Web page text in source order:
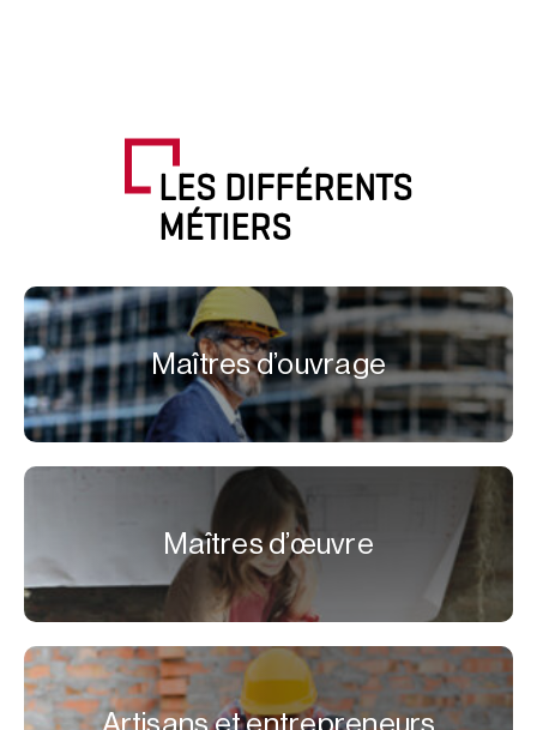
LES DIFFÉRENTS
MÉTIERS
Maîtres d’ouvrage
Maîtres d’œuvre
Artisans et entrepreneurs